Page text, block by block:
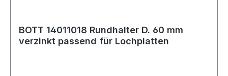
BOTT 14011018 Rundhalter D. 60 mm
verzinkt passend für Lochplatten